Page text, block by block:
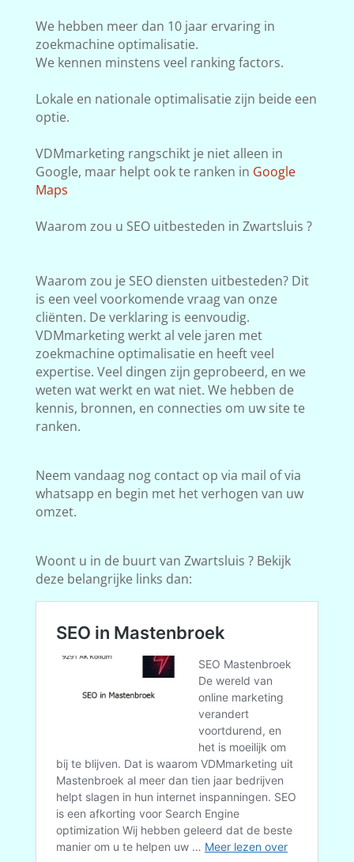
We hebben meer dan 10 jaar ervaring in
zoekmachine optimalisatie.
We kennen minstens veel ranking factors.
Lokale en nationale optimalisatie zijn beide een
optie.
VDMmarketing rangschikt je niet alleen in
Google, maar helpt ook te ranken in Google
Maps
Waarom zou u SEO uitbesteden in Zwartsluis ?
Waarom zou je SEO diensten uitbesteden? Dit
is een veel voorkomende vraag van onze
cliënten. De verklaring is eenvoudig.
VDMmarketing werkt al vele jaren met
zoekmachine optimalisatie en heeft veel
expertise. Veel dingen zijn geprobeerd, en we
weten wat werkt en wat niet. We hebben de
kennis, bronnen, en connecties om uw site te
ranken.
Neem vandaag nog contact op via mail of via
whatsapp en begin met het verhogen van uw
omzet.
Woont u in de buurt van Zwartsluis ? Bekijk
deze belangrijke links dan: